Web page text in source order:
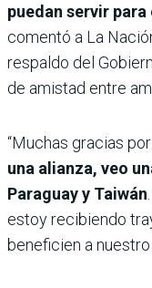
puedan servir
comentó a La
respaldo del
de amistad entre
“Muchas gracias
una alianza, veo
Paraguay y Taiwán
estoy recibiendo
beneficien a nuestro